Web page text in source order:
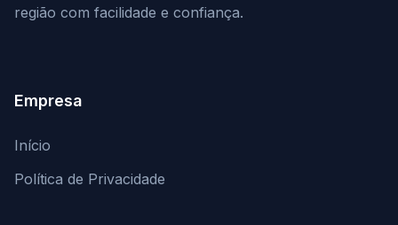
região com facilidade e confiança.
Empresa
Início
Política de Privacidade